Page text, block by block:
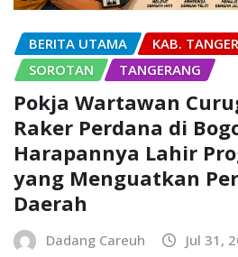
BERITA UTAMA KAB.
SOROTAN
TANGERANG
Pokja Wartawan
Raker Perdana di
Harapannya Lahir
yang Menguatkan
Daerah
Dadang Careuh Jul 31,